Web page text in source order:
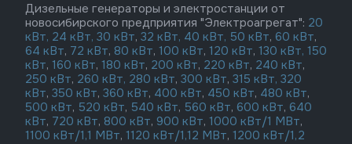
Дизельные генераторы и электростанции от
новосибирского предприятия "Электроагрегат": 20
кВт, 24 кВт, 30 кВт, 32 кВт, 40 кВт, 50 кВт, 60 кВт,
64 кВт, 72 кВт, 80 кВт, 100 кВт, 120 кВт, 130 кВт, 150
кВт, 160 кВт, 180 кВт, 200 кВт, 220 кВт, 240 кВт,
250 кВт, 260 кВт, 280 кВт, 300 кВт, 315 кВт, 320
кВт, 350 кВт, 360 кВт, 400 кВт, 450 кВт, 480 кВт,
500 кВт, 520 кВт, 540 кВт, 560 кВт, 600 кВт, 640
кВт, 720 кВт, 800 кВт, 900 кВт, 1000 кВт/1 МВт,
1100 кВт/1,1 МВт, 1120 кВт/1,12 МВт, 1200 кВт/1,2